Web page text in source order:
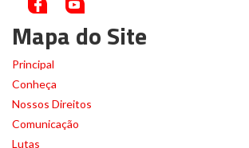
Mapa do Site
Principal
Conheça
Nossos Direitos
Comunicação
Lutas